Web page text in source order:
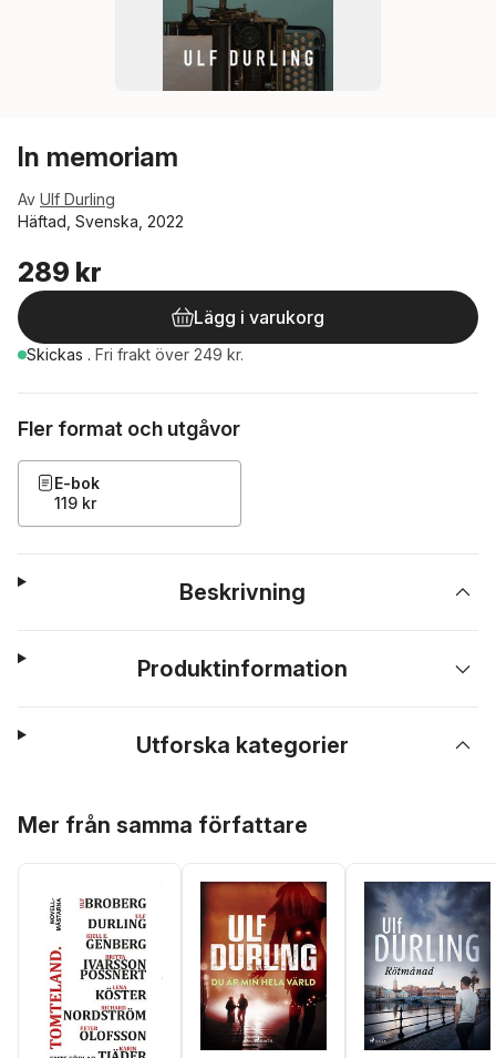
In memoriam
Av Ulf Durling
Häftad, Svenska, 2022
289 kr
Lägg i varukorg
Skickas . Fri frakt över 249 kr.
Fler format och utgåvor
E-bok
119 kr
Beskrivning
Produktinformation
Utforska kategorier
Mer från samma författare